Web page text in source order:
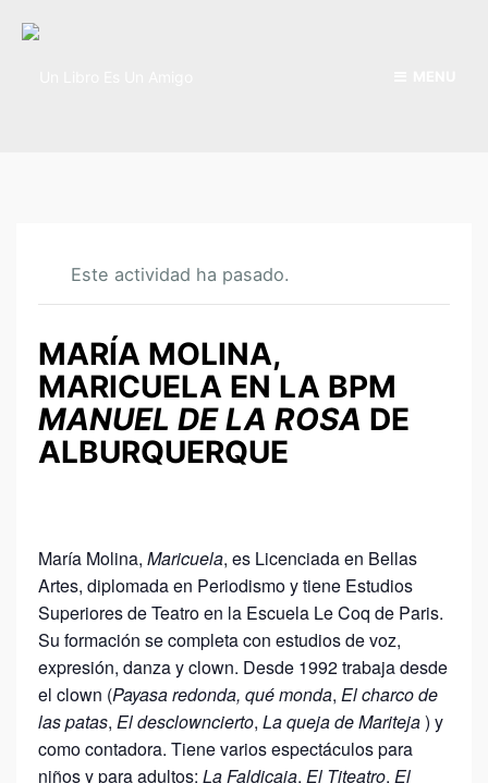
Este actividad ha pasado.
MARÍA MOLINA,
MARICUELA EN LA BPM
MANUEL DE LA ROSA DE
ALBURQUERQUE
María Molina, Maricuela, es Licenciada en Bellas
Artes, diplomada en Periodismo y tiene Estudios
Superiores de Teatro en la Escuela Le Coq de Paris.
Su formación se completa con estudios de voz,
expresión, danza y clown. Desde 1992 trabaja desde
el clown (Payasa redonda, qué monda, El charco de
las patas, El desclowncierto, La queja de Mariteja) y
como contadora. Tiene varios espectáculos para
niños y para adultos: La Faldicaja, El Titeatro, El